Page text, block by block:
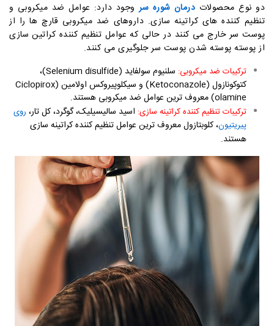
دو نوع محصولات درمان شوره سروجود دارد: عوامل ضد میکروبی و
تنظیم کننده های کراتینه سازی. داروهای ضد میکروبی قارچ ها را از
پوست سر خارج می کنند در حالی که عوامل تنظیم کننده کراتین سازی
از پوسته پوسته شدن پوست سر جلوگیری می کنند.
ترکیبات ضد میکروبی:
سلنیوم سولفاید (Selenium disulfide)،
كتوكونازول (Ketoconazole) و سیكلوپیروكس اولامین (Ciclopirox
olamine) معروف ترین عوامل ضد میکروبی هستند.
ترکیبات تنظیم کننده کراتینه سازی: اسید سالیسیلیک، گوگرد، کل تار، روی
پیریتیون، کلوبتازول معروف ترین عوامل تنظیم کننده کراتینه سازی
هستند.